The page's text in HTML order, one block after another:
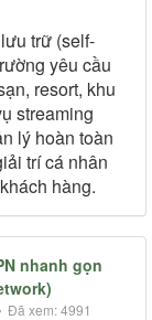
trữ (self-
yêu cầu
resort, khu
streaming
lý hoàn toàn
trí cá nhân
hàng.
nhanh gọn
Đã xem: 4991